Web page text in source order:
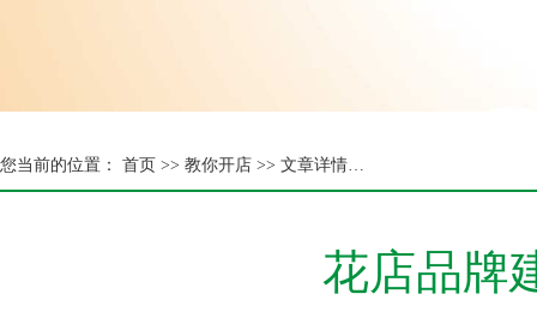
您当前的位置： 首页 >> 教你开店 >> 文章详情…
花店品牌